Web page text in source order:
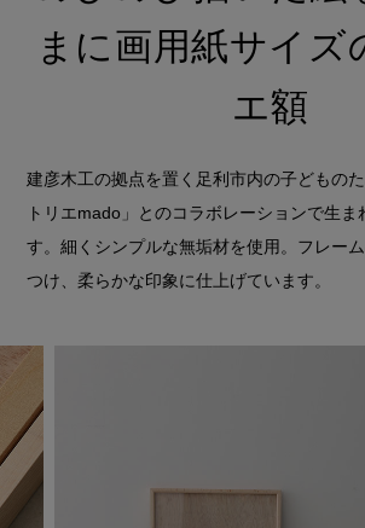
まに画用紙サイズ
エ額
建彦木工の拠点を置く足利市内の子どもの
トリエmado」とのコラボレーションで生
す。細くシンプルな無垢材を使用。フレー
つけ、柔らかな印象に仕上げています。